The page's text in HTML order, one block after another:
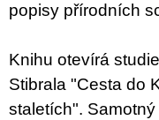
popisy přírodních
Knihu otevírá
Stibrala "Cesta do
staletích".